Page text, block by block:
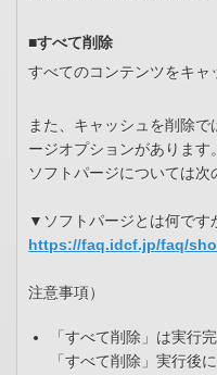
■すべて削除
すべてのコンテンツをキャ
また、キャッシュを削除
ージオプションがあります。
ソフトパージについては次
▼ソフトパージとは何です
https://faq.idcf.jp/faq/
注意事項）
「すべて削除」は実行
「すべて削除」実行後